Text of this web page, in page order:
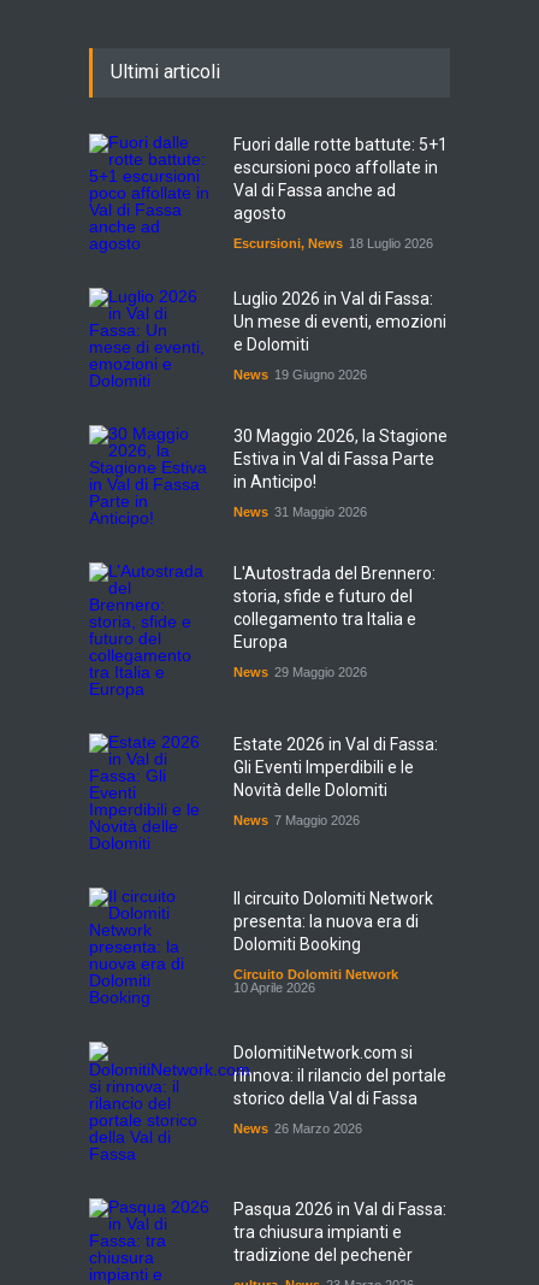
Ultimi articoli
Fuori dalle rotte battute: 5+1
escursioni poco affollate in
Val di Fassa anche ad
agosto
Escursioni, News 18 Luglio 2026
Luglio 2026 in Val di Fassa:
Un mese di eventi, emozioni
e Dolomiti
News 19 Giugno 2026
30 Maggio 2026, la Stagione
Estiva in Val di Fassa Parte
in Anticipo!
News 31 Maggio 2026
L'Autostrada del Brennero:
storia, sfide e futuro del
collegamento tra Italia e
Europa
News 29 Maggio 2026
Estate 2026 in Val di Fassa:
Gli Eventi Imperdibili e le
Novità delle Dolomiti
News 7 Maggio 2026
Il circuito Dolomiti Network
presenta: la nuova era di
Dolomiti Booking
Circuito Dolomiti Network
10 Aprile 2026
DolomitiNetwork.com si
rinnova: il rilancio del portale
storico della Val di Fassa
News 26 Marzo 2026
Pasqua 2026 in Val di Fassa:
tra chiusura impianti e
tradizione del pechenèr